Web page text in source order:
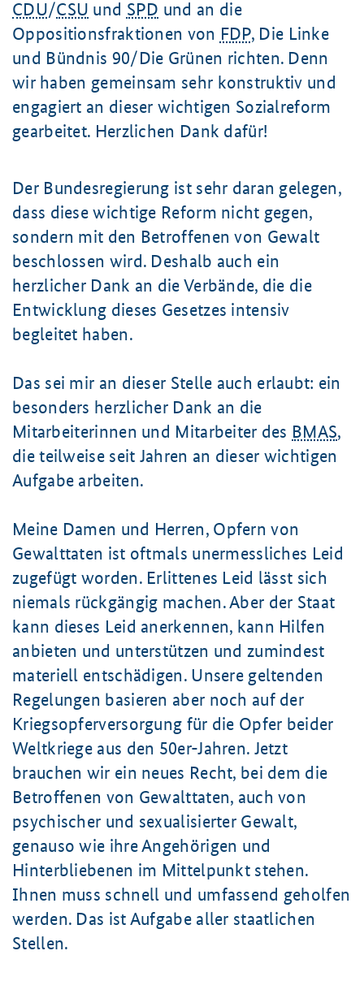
CDU/CSU und SPD und an die
Oppositionsfraktionen von FDP, Die Linke
und Bündnis 90/Die Grünen richten. Denn
wir haben gemeinsam sehr konstruktiv und
engagiert an dieser wichtigen Sozialreform
gearbeitet. Herzlichen Dank dafür!
Der Bundesregierung ist sehr daran gelegen,
dass diese wichtige Reform nicht gegen,
sondern mit den Betroffenen von Gewalt
beschlossen wird. Deshalb auch ein
herzlicher Dank an die Verbände, die die
Entwicklung dieses Gesetzes intensiv
begleitet haben.
Das sei mir an dieser Stelle auch erlaubt: ein
besonders herzlicher Dank an die
Mitarbeiterinnen und Mitarbeiter des BMAS,
die teilweise seit Jahren an dieser wichtigen
Aufgabe arbeiten.
Meine Damen und Herren, Opfern von
Gewalttaten ist oftmals unermessliches Leid
zugefügt worden. Erlittenes Leid lässt sich
niemals rückgängig machen. Aber der Staat
kann dieses Leid anerkennen, kann Hilfen
anbieten und unterstützen und zumindest
materiell entschädigen. Unsere geltenden
Regelungen basieren aber noch auf der
Kriegsopferversorgung für die Opfer beider
Weltkriege aus den 50er-Jahren. Jetzt
brauchen wir ein neues Recht, bei dem die
Betroffenen von Gewalttaten, auch von
psychischer und sexualisierter Gewalt,
genauso wie ihre Angehörigen und
Hinterbliebenen im Mittelpunkt stehen.
Ihnen muss schnell und umfassend geholfen
werden. Das ist Aufgabe aller staatlichen
Stellen.